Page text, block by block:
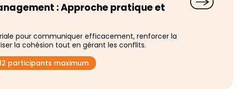
: Approche pratique et
pour communiquer efficacement, renforcer la
la cohésion tout en gérant les conflits.
participants maximum